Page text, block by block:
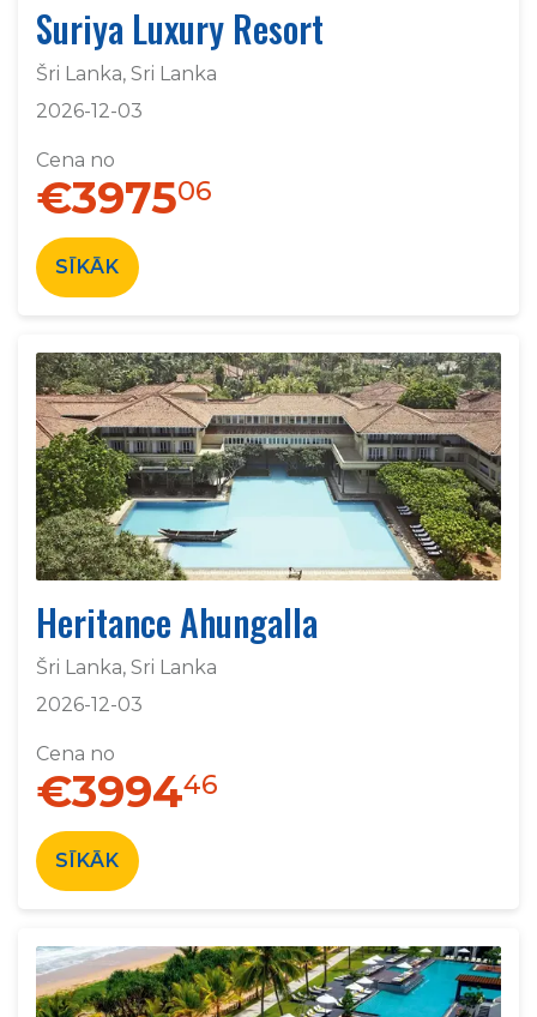
Suriya Luxury Resort
Šri Lanka, Sri Lanka
2026-12-03
Cena no
€397506
SĪKĀK
Heritance Ahungalla
Šri Lanka, Sri Lanka
2026-12-03
Cena no
€399446
SĪKĀK